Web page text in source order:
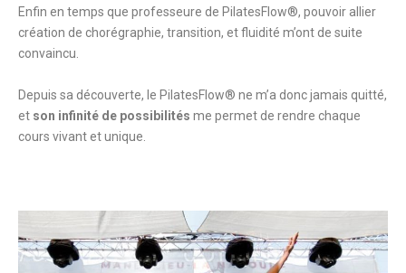
Enfin en temps que professeure de PilatesFlow®️, pouvoir allier
création de chorégraphie, transition, et fluidité m’ont de suite
convaincu.
Depuis sa découverte, le PilatesFlow®️ ne m’a donc jamais quitté,
et son infinité de possibilités me permet de rendre chaque
cours vivant et unique.